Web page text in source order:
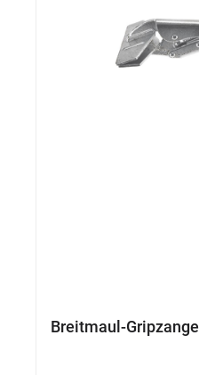
Breitmaul-Gripzange